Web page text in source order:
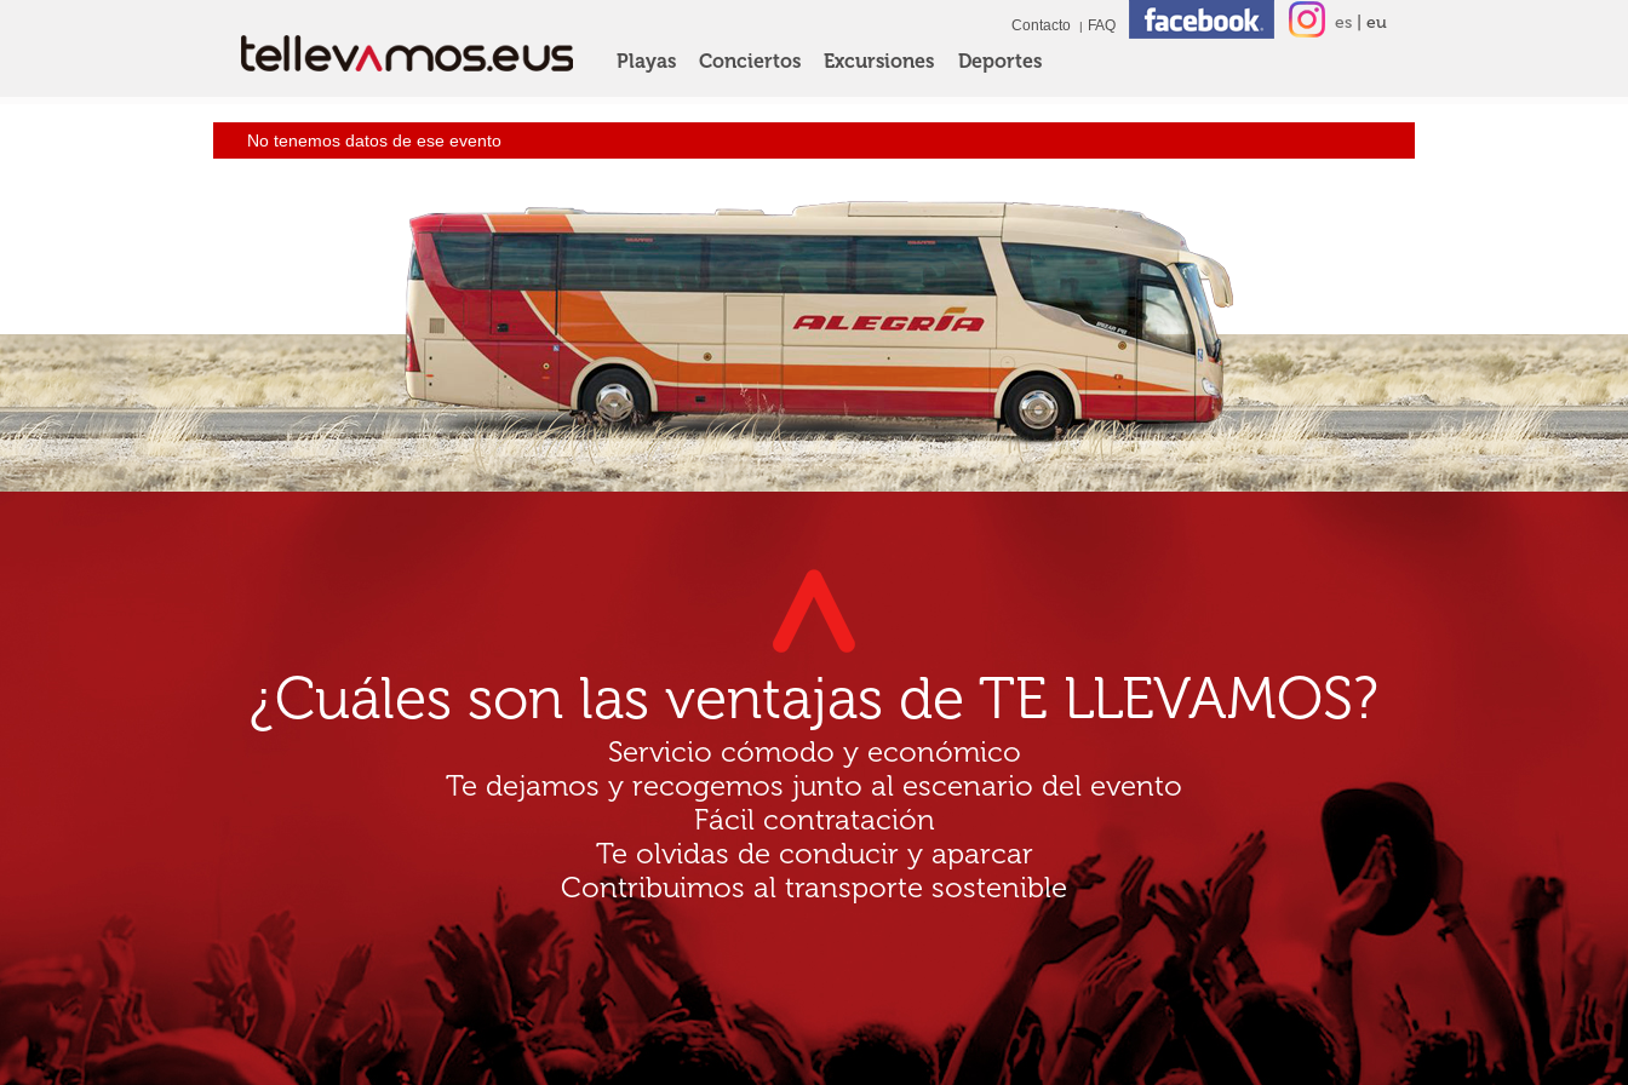
Playas Conciertos Excursiones Deportes
Contacto FAQ es eu
No tenemos datos de ese evento
¿Cuáles son las ventajas de TE LLEVAMOS?
Servicio cómodo y económico
Te dejamos y recogemos junto al escenario del evento
Fácil contratación
Te olvidas de conducir y aparcar
Contribuimos al transporte sostenible